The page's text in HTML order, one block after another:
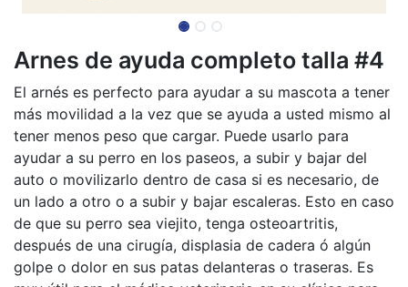
Arnes de ayuda completo talla #4
El arnés es perfecto para ayudar a su mascota a tener
más movilidad a la vez que se ayuda a usted mismo al
tener menos peso que cargar. Puede usarlo para
ayudar a su perro en los paseos, a subir y bajar del
auto o movilizarlo dentro de casa si es necesario, de
un lado a otro o a subir y bajar escaleras. Esto en caso
de que su perro sea viejito, tenga osteoartritis,
después de una cirugía, displasia de cadera ó algún
golpe o dolor en sus patas delanteras o traseras. Es